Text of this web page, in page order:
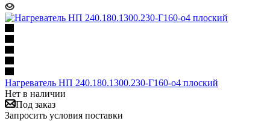
Нагреватель НП 240.180.1300.230-Г160-о4 плоский
Нет в наличии
Под заказ
Запросить условия поставки